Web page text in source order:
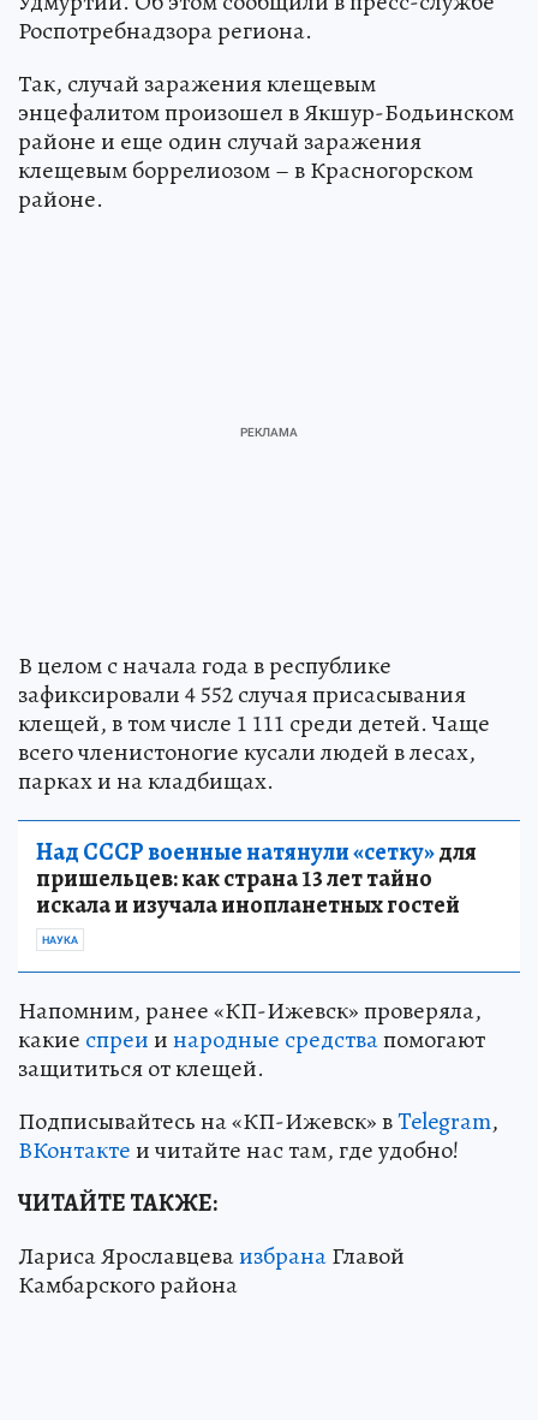
Роспотребнадзора региона.
Так, случай заражения клещевым
энцефалитом произошел в Якшур-Бодьинском
районе и еще один случай заражения
клещевым боррелиозом – в Красногорском
районе.
В целом с начала года в республике
зафиксировали 4 552 случая присасывания
клещей, в том числе 1 111 среди детей. Чаще
всего членистоногие кусали людей в лесах,
парках и на кладбищах.
Над СССР военные натянули «сетку»для
пришельцев: как страна 13 лет тайно
искала и изучала инопланетных гостей
НАУКА
Напомним, ранее «КП-Ижевск» проверяла,
какие спреиинародные средствапомогают
защититься от клещей.
Подписывайтесь на «КП-Ижевск» вTelegram,
ВКонтактеи читайте нас там, где удобно!
ЧИТАЙТЕ ТАКЖЕ:
Лариса ЯрославцеваизбранаГлавой
Камбарского района